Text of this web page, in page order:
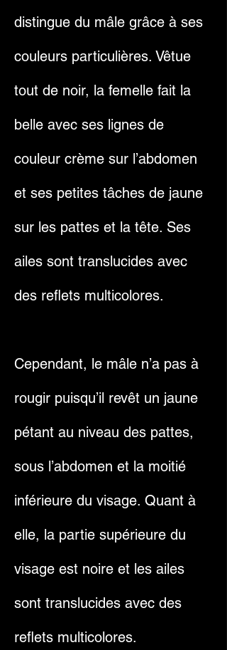
distingue du mâle grâce à ses
couleurs particulières. Vêtue
tout de noir, la femelle fait la
belle avec ses lignes de
couleur crème sur l’abdomen
et ses petites tâches de jaune
sur les pattes et la tête. Ses
ailes sont translucides avec
des reflets multicolores.
Cependant, le mâle n’a pas à
rougir puisqu’il revêt un jaune
pétant au niveau des pattes,
sous l’abdomen et la moitié
inférieure du visage. Quant à
elle, la partie supérieure du
visage est noire et les ailes
sont translucides avec des
reflets multicolores.